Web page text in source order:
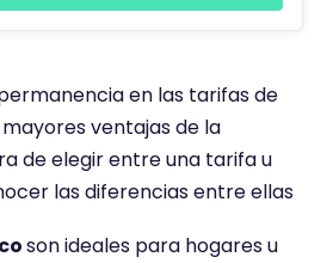
en las tarifas de
ventajas de la
de elegir entre una tarifa u
las diferencias entre ellas
son ideales para hogares u